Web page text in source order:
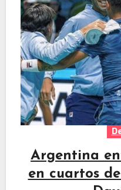
Argentina
en cuartos